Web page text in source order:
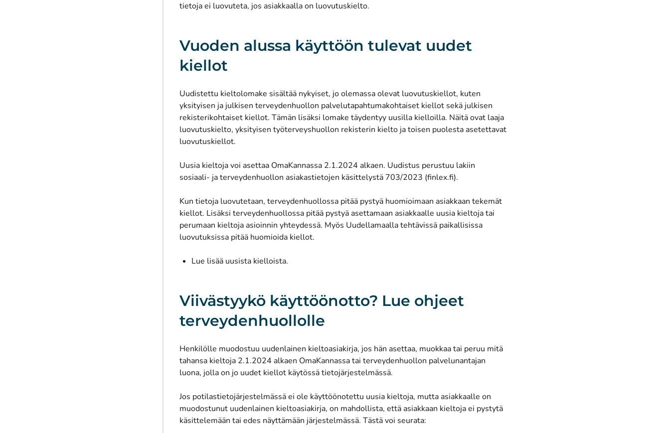
tietoja ei luovuteta, jos asiakkaalla on luovutuskielto.
Vuoden alussa käyttöön tulevat uudet
kiellot
Uudistettu kieltolomake sisältää nykyiset, jo olemassa olevat luovutuskiellot, kuten
yksityisen ja julkisen terveydenhuollon palvelutapahtumakohtaiset kiellot sekä julkisen
rekisterikohtaiset kiellot. Tämän lisäksi lomake täydentyy uusilla kielloilla. Näitä ovat laaja
luovutuskielto, yksityisen työterveyshuollon rekisterin kielto ja toisen puolesta asetettavat
luovutuskiellot.
Uusia kieltoja voi asettaa OmaKannassa 2.1.2024 alkaen. Uudistus perustuu lakiin
sosiaali- ja terveydenhuollon asiakastietojen käsittelystä 703/2023 (finlex.fi)(avautuu uuteen ikkunaan)
.
Kun tietoja luovutetaan, terveydenhuollossa pitää pystyä huomioimaan asiakkaan tekemät
kiellot. Lisäksi terveydenhuollossa pitää pystyä asettamaan asiakkaalle uusia kieltoja tai
perumaan kieltoja asioinnin yhteydessä. Myös Uudellamaalla tehtävissä paikallisissa
luovutuksissa pitää huomioida kiellot.
Lue lisää uusista kielloista.
Viivästyykö käyttöönotto? Lue ohjeet
terveydenhuollolle
Henkilölle muodostuu uudenlainen kieltoasiakirja, jos hän asettaa, muokkaa tai peruu mitä
tahansa kieltoja 2.1.2024 alkaen OmaKannassa tai terveydenhuollon palvelunantajan
luona, jolla on jo uudet kiellot käytössä tietojärjestelmässä.
Jos potilastietojärjestelmässä ei ole käyttöönotettu uusia kieltoja, mutta asiakkaalle on
muodostunut uudenlainen kieltoasiakirja, on mahdollista, että asiakkaan kieltoja ei pystytä
käsittelemään tai edes näyttämään järjestelmässä. Tästä voi seurata: